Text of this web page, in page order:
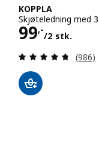
Samlede
KOPPLA
Skjøteledning med
99,-
/2 stk.
Pris 99,-/
(986)